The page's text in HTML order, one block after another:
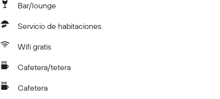
Bar/lounge
Servicio de habitaciones
Wifi gratis
Cafetera/tetera
Cafetera